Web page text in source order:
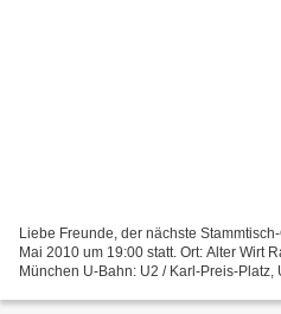
Liebe Freunde, der nächste
Mai 2010 um 19:00 statt. Ort: Alter Wirt
München U-Bahn: U2 / Karl-Preis-Platz,